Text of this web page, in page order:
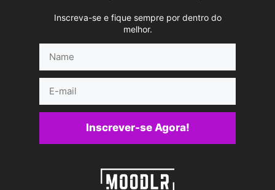
Inscreva-se e fique sempre por dentro do
melhor.
mail
Inscrever-se Agora!